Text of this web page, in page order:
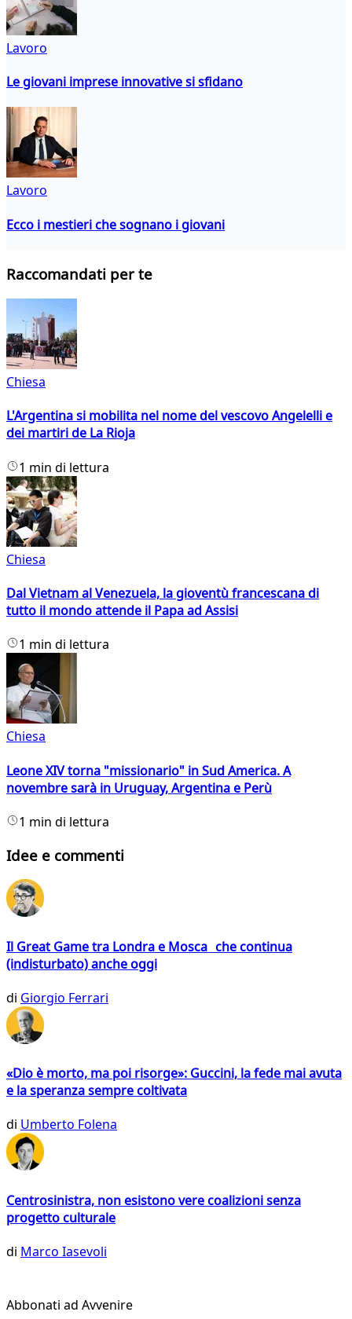
Lavoro
Le giovani imprese innovative si sfidano
Lavoro
Ecco i mestieri che sognano i giovani
Raccomandati per te
Chiesa
L'Argentina si mobilita nel nome del vescovo Angelelli e
dei martiri de La Rioja
1 min di lettura
Chiesa
Dal Vietnam al Venezuela, la gioventù francescana di
tutto il mondo attende il Papa ad Assisi
1 min di lettura
Chiesa
Leone XIV torna "missionario" in Sud America. A
novembre sarà in Uruguay, Argentina e Perù
1 min di lettura
Idee e commenti
Il Great Game tra Londra e Mosca che continua
(indisturbato) anche oggi
di Giorgio Ferrari
«Dio è morto, ma poi risorge»: Guccini, la fede mai avuta
e la speranza sempre coltivata
di Umberto Folena
Centrosinistra, non esistono vere coalizioni senza
progetto culturale
di Marco Iasevoli
Abbonati ad Avvenire